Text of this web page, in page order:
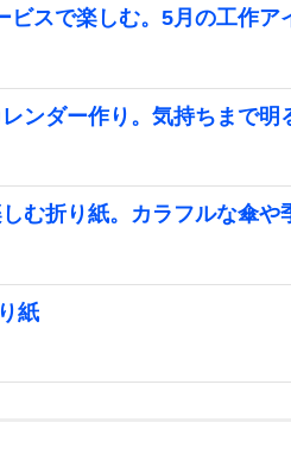
ビスで楽しむ。5月の工作ア
レンダー作り。気持ちまで
しむ折り紙。カラフルな傘
紙